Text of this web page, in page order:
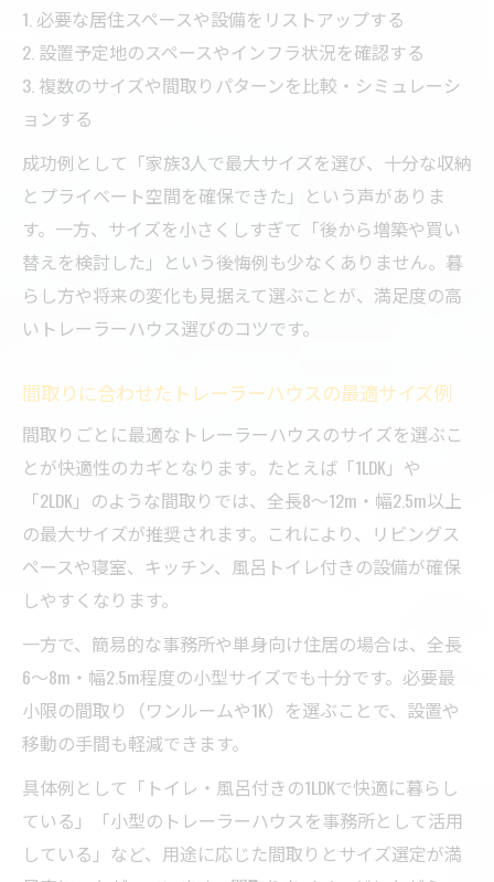
取り工夫
トレーラーハウスサイズと間取り設計の相
性とは
追求
実例で学ぶトレーラーハウス間取りの成功
パターン
トレーラーハウス購入前に知るべき広さの目安
トレーラーハウス広さの目安と選び方ガイ
ド
利用人数ごとに最適なトレーラーハウス広
トレーラーハウス広さ選びで失敗しないチ
ェック項目
トレーラーハウス中古選定時の広さ比較ポ
イント
トレーラーハウス購入前に確認すべき広さ
小型サイズと大型モデルの特徴を徹底比較
トレーラーハウス小型と大型モデルの違い
を解説
ット比較
大型トレーラーハウスの特徴と選ぶポイン
ト紹介
1. 必要な居住スペースや設備をリストアップする
2. 設置予定地のスペースやインフラ状況を確認する
3. 複数のサイズや間取りパターンを比較・シミュレーシ
ョンする
成功例として「家族3人で最大サイズを選び、十分な収納
とプライベート空間を確保できた」という声がありま
す。一方、サイズを小さくしすぎて「後から増築や買い
替えを検討した」という後悔例も少なくありません。暮
らし方や将来の変化も見据えて選ぶことが、満足度の高
いトレーラーハウス選びのコツです。
間取りに合わせたトレーラーハウスの最適サイズ例
間取りごとに最適なトレーラーハウスのサイズを選ぶこ
とが快適性のカギとなります。たとえば「1LDK」や
「2LDK」のような間取りでは、全長8〜12m・幅2.5m以上
の最大サイズが推奨されます。これにより、リビングス
ペースや寝室、キッチン、風呂トイレ付きの設備が確保
しやすくなります。
一方で、簡易的な事務所や単身向け住居の場合は、全長
6〜8m・幅2.5m程度の小型サイズでも十分です。必要最
小限の間取り（ワンルームや1K）を選ぶことで、設置や
移動の手間も軽減できます。
具体例として「トイレ・風呂付きの1LDKで快適に暮らし
ている」「小型のトレーラーハウスを事務所として活用
している」など、用途に応じた間取りとサイズ選定が満